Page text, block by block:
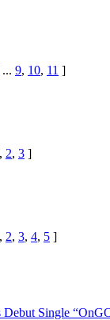
... 9, 10, 11 ]
, 2, 3 ]
, 2, 3, 4, 5 ]
Single